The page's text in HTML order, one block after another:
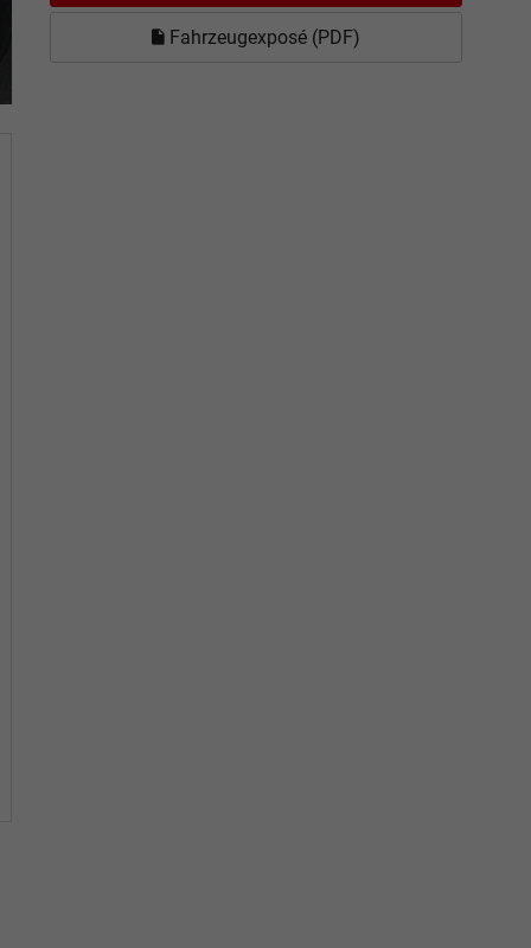
Fahrzeugexposé (PDF)